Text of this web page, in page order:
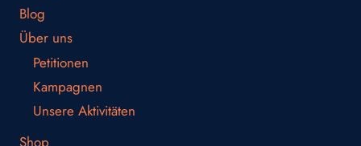
Blog
Über uns
Petitionen
Kampagnen
Unsere Aktivitäten